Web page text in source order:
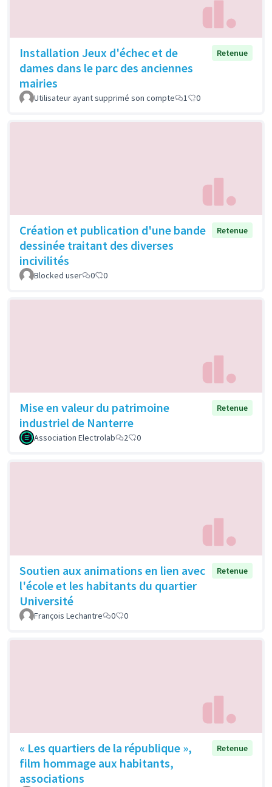
Installation Jeux d'échec et de
dames dans le parc des anciennes
mairies
Retenue
Utilisateur ayant supprimé son compte 1 0
Création et publication d'une bande
dessinée traitant des diverses
incivilités
Retenue
Blocked user 0 0
Mise en valeur du patrimoine
industriel de Nanterre
Retenue
Association Electrolab 2 0
Soutien aux animations en lien avec
l'école et les habitants du quartier
Université
Retenue
François Lechantre 0 0
« Les quartiers de la république »,
film hommage aux habitants,
associations
Retenue